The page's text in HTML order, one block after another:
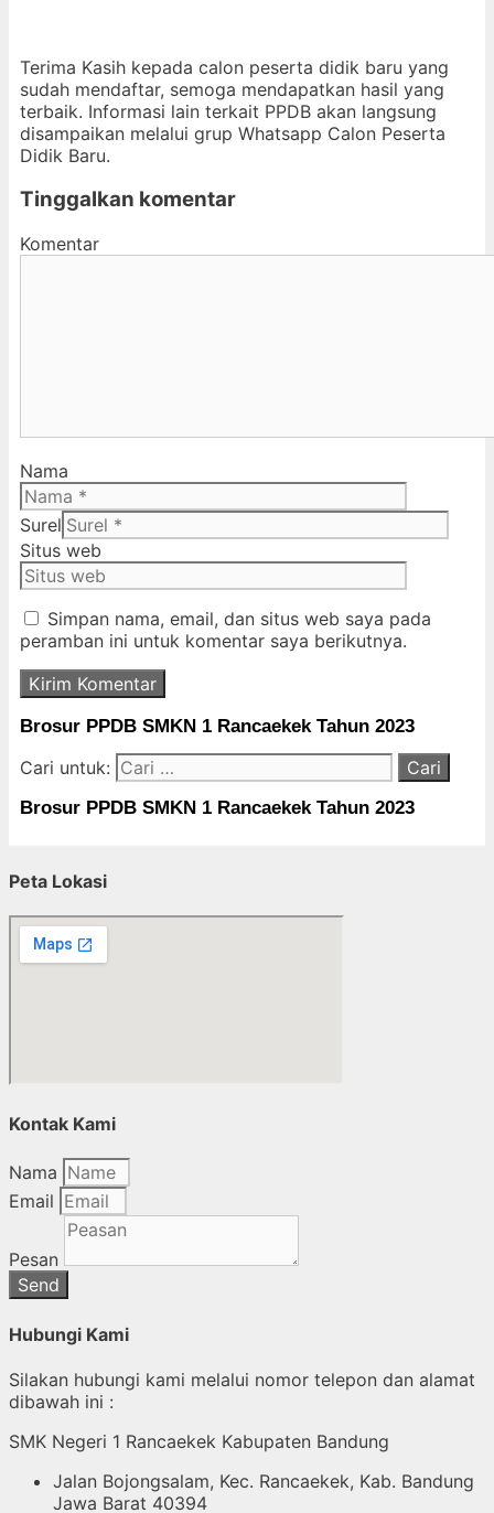
Terima Kasih kepada calon peserta didik baru yang
sudah mendaftar, semoga mendapatkan hasil yang
terbaik. Informasi lain terkait PPDB akan langsung
disampaikan melalui grup Whatsapp Calon Peserta
Didik Baru.
Tinggalkan komentar
Komentar
Nama
Surel
Situs web
Simpan nama, email, dan situs web saya pada
peramban ini untuk komentar saya berikutnya.
Brosur PPDB SMKN 1 Rancaekek Tahun 2023
Cari untuk:
Brosur PPDB SMKN 1 Rancaekek Tahun 2023
Peta Lokasi
Kontak Kami
Nama
Email
Pesan
Send
Hubungi Kami
Silakan hubungi kami melalui nomor telepon dan alamat
dibawah ini :
SMK Negeri 1 Rancaekek Kabupaten Bandung
Jalan Bojongsalam, Kec. Rancaekek, Kab. Bandung
Jawa Barat 40394